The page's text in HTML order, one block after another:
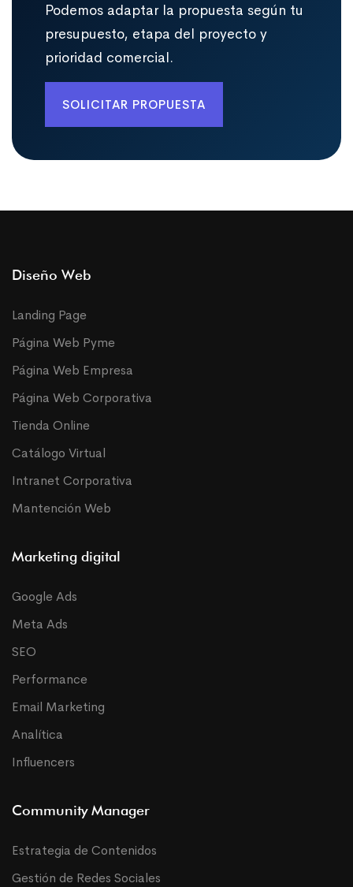
Podemos adaptar la propuesta según tu
presupuesto, etapa del proyecto y
prioridad comercial.
SOLICITAR PROPUESTA
Diseño Web
Landing Page
Página Web Pyme
Página Web Empresa
Página Web Corporativa
Tienda Online
Catálogo Virtual
Intranet Corporativa
Mantención Web
Marketing digital
Google Ads
Meta Ads
SEO
Performance
Email Marketing
Analítica
Influencers
Community Manager
Estrategia de Contenidos
Gestión de Redes Sociales